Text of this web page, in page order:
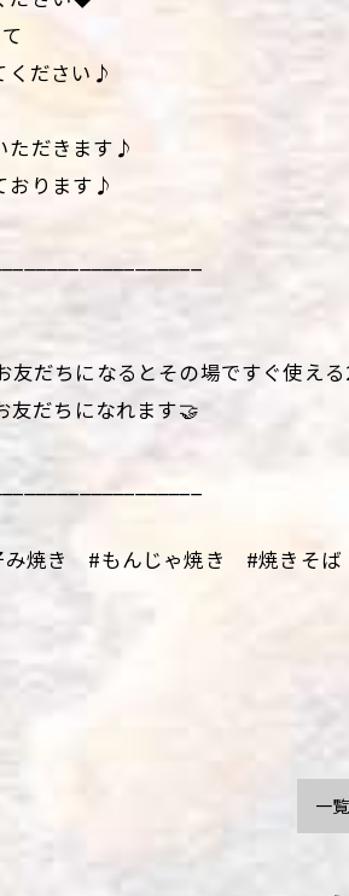
ください♪
ただきます♪
おります♪
友だちになるとその場ですぐ使え
友だちになれます🤝
焼き #もんじゃ焼き #焼きそ
一